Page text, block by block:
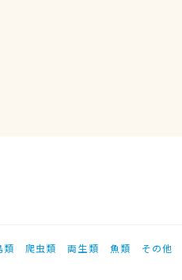
類 爬虫類 両生類 魚類 その他